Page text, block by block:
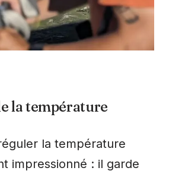
la température
la température
impressionné : il garde